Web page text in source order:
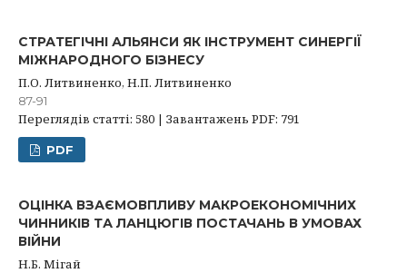
СТРАТЕГІЧНІ АЛЬЯНСИ ЯК ІНСТРУМЕНТ СИНЕРГІЇ
МІЖНАРОДНОГО БІЗНЕСУ
П.О. Литвиненко, Н.П. Литвиненко
87-91
Переглядів статті: 580 | Завантажень PDF: 791
PDF
ОЦІНКА ВЗАЄМОВПЛИВУ МАКРОЕКОНОМІЧНИХ
ЧИННИКІВ ТА ЛАНЦЮГІВ ПОСТАЧАНЬ В УМОВАХ
ВІЙНИ
Н.Б. Мігай